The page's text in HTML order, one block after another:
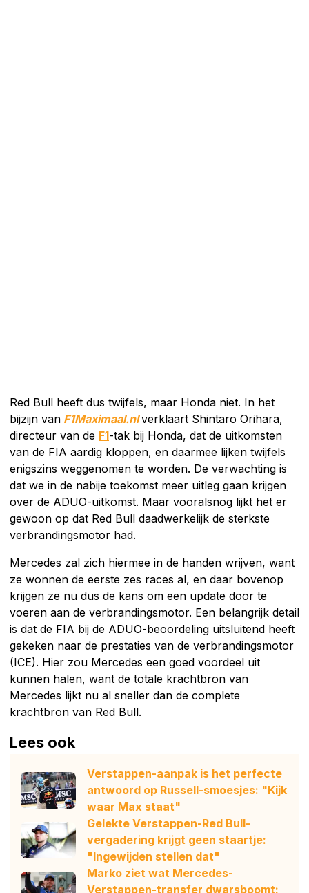
Red Bull heeft dus twijfels, maar Honda niet. In het
bijzijn van F1Maximaal.nl verklaart Shintaro Orihara,
directeur van de F1-tak bij Honda, dat de uitkomsten
van de FIA aardig kloppen, en daarmee lijken twijfels
enigszins weggenomen te worden. De verwachting is
dat we in de nabije toekomst meer uitleg gaan krijgen
over de ADUO-uitkomst. Maar vooralsnog lijkt het er
gewoon op dat Red Bull daadwerkelijk de sterkste
verbrandingsmotor had.
Mercedes zal zich hiermee in de handen wrijven, want
ze wonnen de eerste zes races al, en daar bovenop
krijgen ze nu dus de kans om een update door te
voeren aan de verbrandingsmotor. Een belangrijk detail
is dat de FIA bij de ADUO-beoordeling uitsluitend heeft
gekeken naar de prestaties van de verbrandingsmotor
(ICE). Hier zou Mercedes een goed voordeel uit
kunnen halen, want de totale krachtbron van
Mercedes lijkt nu al sneller dan de complete
krachtbron van Red Bull.
Lees ook
Verstappen-aanpak is het perfecte
antwoord op Russell-smoesjes: "Kijk
waar Max staat"
Gelekte Verstappen-Red Bull-
vergadering krijgt geen staartje:
"Ingewijden stellen dat"
Marko ziet wat Mercedes-
Verstappen-transfer dwarsboomt: